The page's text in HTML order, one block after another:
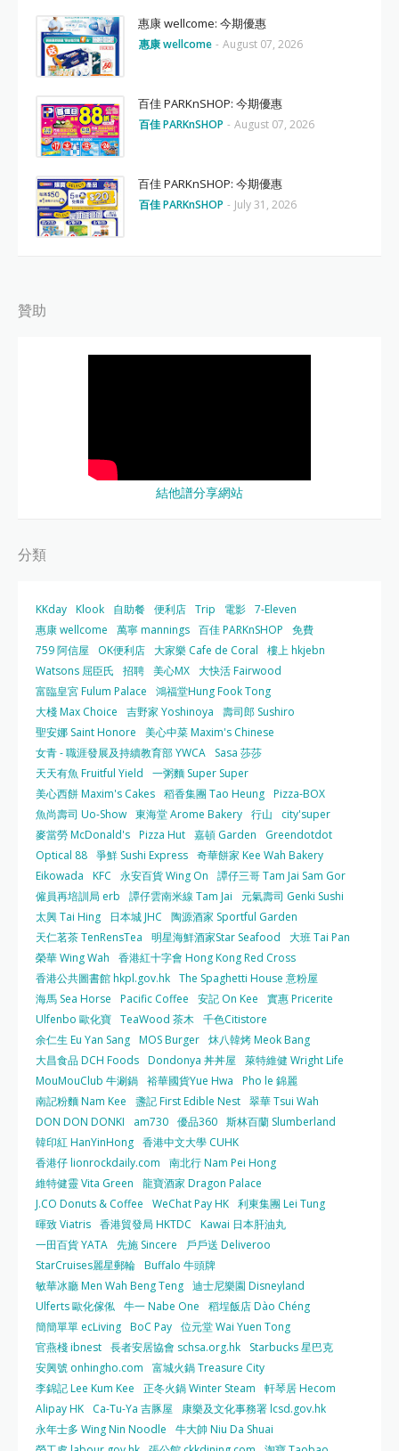
惠康 wellcome: 今期優惠
惠康 wellcome - August 07, 2026
百佳 PARKnSHOP: 今期優惠
百佳 PARKnSHOP - August 07, 2026
百佳 PARKnSHOP: 今期優惠
百佳 PARKnSHOP - July 31, 2026
贊助
結他譜分享網站
分類
KKday Klook 自助餐 便利店 Trip 電影 7-Eleven
惠康 wellcome
萬寧 mannings 百佳 PARKnSHOP
免費
759 阿信屋
OK便利店 大家樂 Cafe de Coral
樓上 hkjebn
Watsons 屈臣氏
招聘 美心MX 大快活 Fairwood
富臨皇宮 Fulum Palace
鴻福堂Hung Fook Tong
大棧 Max Choice
吉野家 Yoshinoya
壽司郎 Sushiro
聖安娜 Saint Honore
美心中菜 Maxim's Chinese
女青 - 職涯發展及持續教育部 YWCA
Sasa 莎莎
天天有魚 Fruitful Yield
一粥麵 Super Super
美心西餅 Maxim's Cakes 稻香集團 Tao Heung Pizza-BOX
魚尚壽司 Uo-Show 東海堂 Arome Bakery 行山
city'super
麥當勞 McDonald's Pizza Hut 嘉頓 Garden
Greendotdot
Optical 88 爭鮮 Sushi Express 奇華餅家 Kee Wah Bakery
Eikowada
KFC 永安百貨 Wing On
譚仔三哥 Tam Jai Sam Gor
僱員再培訓局 erb
譚仔雲南米線 Tam Jai
元氣壽司 Genki Sushi
太興 Tai Hing
日本城 JHC
陶源酒家 Sportful Garden
天仁茗茶 TenRensTea
明星海鮮酒家Star Seafood
大班 Tai Pan
榮華 Wing Wah
香港紅十字會 Hong Kong Red Cross
香港公共圖書館 hkpl.gov.hk The Spaghetti House 意粉屋
海馬 Sea Horse
Pacific Coffee 安記 On Kee
實惠 Pricerite
Ulfenbo 歐化寶 TeaWood 茶木 千色Citistore
余仁生 Eu Yan Sang MOS Burger 炑八韓烤 Meok Bang
大昌食品 DCH Foods Dondonya 丼丼屋
萊特維健 Wright Life
MouMouClub 牛涮鍋 裕華國貨Yue Hwa
Pho le 錦麗
南記粉麵 Nam Kee
盞記 First Edible Nest 翠華 Tsui Wah
DON DON DONKI
am730 優品360 斯林百蘭 Slumberland
韓印紅 HanYinHong 香港中文大學 CUHK
香港仔 lionrockdaily.com
南北行 Nam Pei Hong
維特健靈 Vita Green
龍寶酒家 Dragon Palace
J.CO Donuts & Coffee
WeChat Pay HK 利東集團 Lei Tung
暉致 Viatris 香港貿發局 HKTDC
Kawai 日本肝油丸
一田百貨 YATA 先施 Sincere
戶戶送 Deliveroo
StarCruises麗星郵輪 Buffalo 牛頭牌
敏華冰廳 Men Wah Beng Teng 迪士尼樂園 Disneyland
Ulferts 歐化傢俬 牛一 Nabe One
稻埕飯店 Dào Chéng
簡簡單單 ecLiving BoC Pay 位元堂 Wai Yuen Tong
官燕棧 ibnest 長者安居協會 schsa.org.hk
Starbucks 星巴克
安興號 onhingho.com
富城火鍋 Treasure City
李錦記 Lee Kum Kee
正冬火鍋 Winter Steam
軒琴居 Hecom
Alipay HK
Ca-Tu-Ya 吉豚屋
康樂及文化事務署 lcsd.gov.hk
永年士多 Wing Nin Noodle
牛大帥 Niu Da Shuai